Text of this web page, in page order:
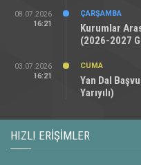
08.07.2026
16:21
ÇARŞAMBA
Kurumlar
(2026-2027
03.07.2026
16:21
CUMA
Yan Dal
Yarıyılı)
HIZLI ERIŞIMLER